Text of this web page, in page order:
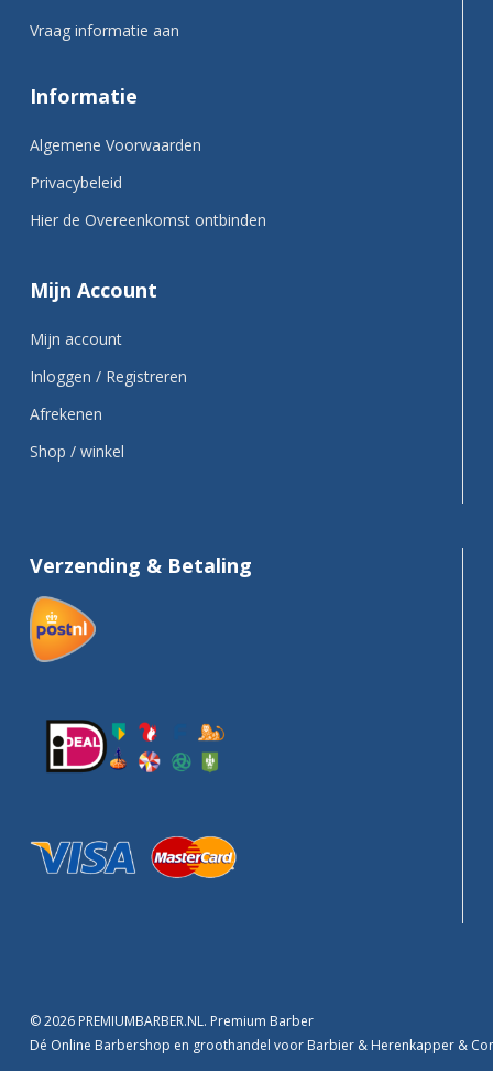
Vraag informatie aan
Informatie
Algemene Voorwaarden
Privacybeleid
Hier de Overeenkomst ontbinden
Mijn Account
Mijn account
Inloggen / Registreren
Afrekenen
Shop / winkel
Verzending & Betaling
© 2026 PREMIUMBARBER.NL. Premium Barber
Dé Online Barbershop en groothandel voor Barbier & Herenkapper &